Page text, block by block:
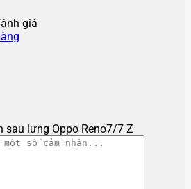
giá
lưng Oppo Reno7/7 Z